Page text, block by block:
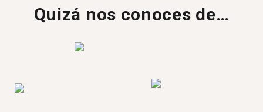
Quizá nos conoces de…